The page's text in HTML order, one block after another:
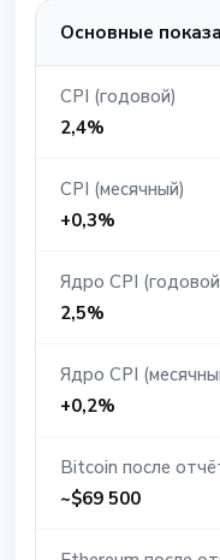
Основные
CPI (годовой)
2,4%
CPI (месячный)
+0,3%
Ядро CPI
2,5%
Ядро CPI
+0,2%
Bitcoin после
~$69 500